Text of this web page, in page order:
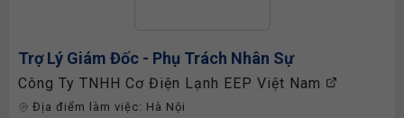
Trợ Lý Giám Đốc - Phụ Trách Nhân Sự
Công Ty TNHH Cơ Điện Lạnh EEP Việt Nam
Địa điểm làm việc: Hà Nội